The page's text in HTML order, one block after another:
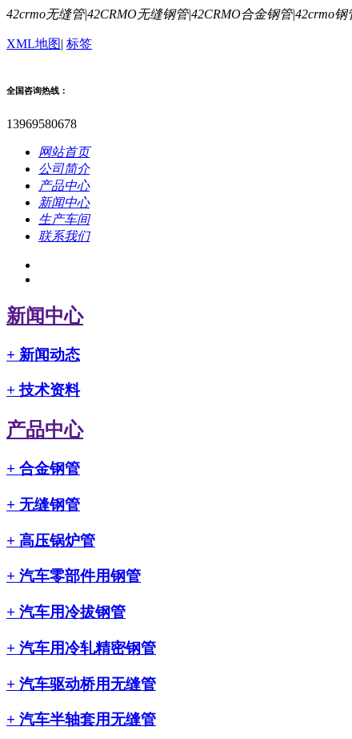
42crmo无缝管|42CRMO无缝钢管|42CRMO合金钢管|42crmo
XML地图| 标签
全国咨询热线：
13969580678
网站首页
公司简介
产品中心
新闻中心
生产车间
联系我们
新闻中心
+ 新闻动态
+技术资料
产品中心
+ 合金钢管
+ 无缝钢管
+ 高压锅炉管
+ 汽车零部件用钢管
+ 汽车用冷拔钢管
+ 汽车用冷轧精密钢管
+ 汽车驱动桥用无缝管
+ 汽车半轴套用无缝管